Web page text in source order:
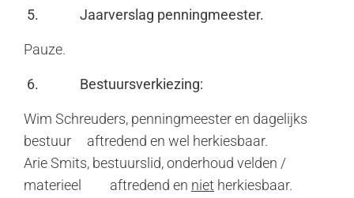
5. Jaarverslag penningmeester.
Pauze.
6. Bestuursverkiezing:
Wim Schreuders, penningmeester en dagelijks
bestuur aftredend en wel herkiesbaar.
Arie Smits, bestuurslid, onderhoud velden /
materieel aftredend en niet herkiesbaar.